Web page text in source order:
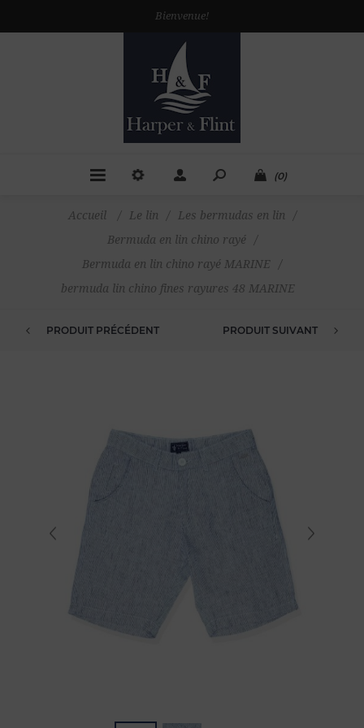
Bienvenue!
(0)
Accueil / Le lin / Les bermudas en lin
/
Bermuda en lin chino rayé
/
Bermuda en lin chino rayé MARINE
/
bermuda lin chino fines rayures 48 MARINE
PRODUIT PRÉCÉDENT PRODUIT SUIVANT